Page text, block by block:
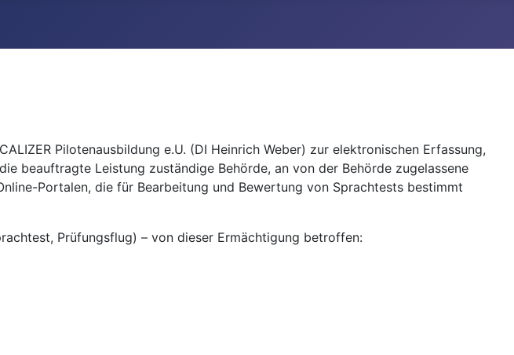
Pilotenausbildung e.U. (DI Heinrich Weber) zur elektronischen Erfassung,
beauftragte Leistung zuständige Behörde, an von der Behörde zugelassene
Portalen, die für Bearbeitung und Bewertung von Sprachtests bestimmt
Prüfungsflug) – von dieser Ermächtigung betroffen: